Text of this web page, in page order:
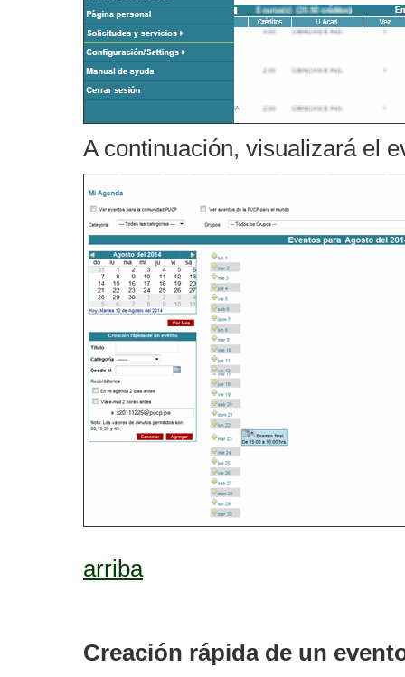
A continuación, visualizará el
arriba
Creación rápida de un